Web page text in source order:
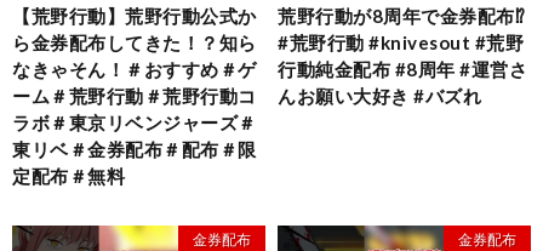
【荒野行動】荒野行動公式か
ら金券配布してきた！？知ら
なきゃそん！＃おすすめ＃ゲ
ーム＃荒野行動＃荒野行動コ
ラボ＃東京リベンジャーズ＃
東リベ＃金券配布＃配布＃限
定配布＃無料
荒野行動が8周年で金券配布⁉️
#荒野行動 #knivesout #荒野
行動純金配布 #8周年 #運営さ
んお願い大好き #バズれ
金券配布 金券配布